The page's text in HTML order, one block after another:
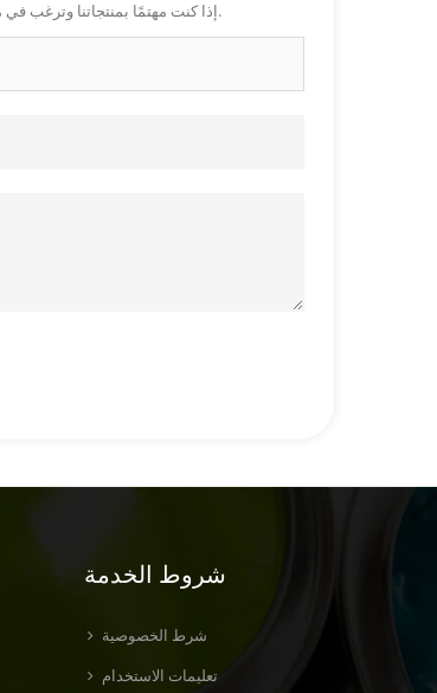
إذا كنت مهتمًا بمنتجاتنا وترغب في معرفة المزيد من التفاصيل ، فالرجاء ترك رسالة هنا ، وسوف نقوم بالرد عليك في أقرب وقت ممكن.
شروط الخدمة
شرط الخصوصية
تعليمات الاستخدام